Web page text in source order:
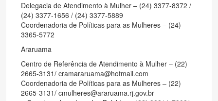
Delegacia de Atendimento à Mulher – (24) 3377-8372 /
(24) 3377-1656 / (24) 3377-5889
Coordenadoria de Políticas para as Mulheres – (24)
3365-5772
Araruama
Centro de Referência de Atendimento à Mulher – (22)
2665-3131/ cramararuama@hotmail.com
Coordenadoria de Políticas para as Mulheres – (22)
2665-3131/ cmulheres@araruama.rj.gov.br